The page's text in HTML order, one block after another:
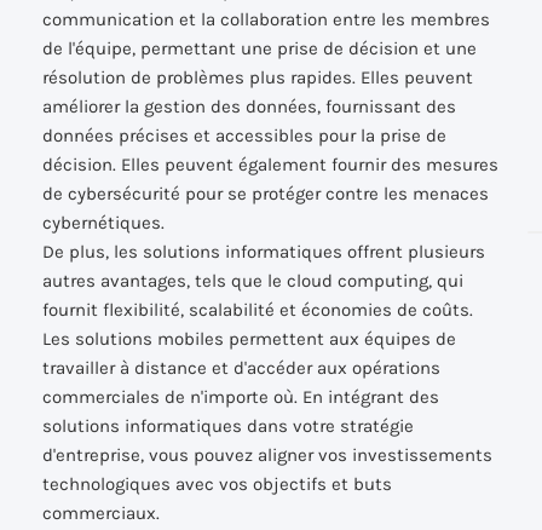
communication et la collaboration entre les membres
de l'équipe, permettant une prise de décision et une
résolution de problèmes plus rapides. Elles peuvent
améliorer la gestion des données, fournissant des
données précises et accessibles pour la prise de
décision. Elles peuvent également fournir des mesures
de cybersécurité pour se protéger contre les menaces
cybernétiques.
De plus, les solutions informatiques offrent plusieurs
autres avantages, tels que le cloud computing, qui
fournit flexibilité, scalabilité et économies de coûts.
Les solutions mobiles permettent aux équipes de
travailler à distance et d'accéder aux opérations
commerciales de n'importe où. En intégrant des
solutions informatiques dans votre stratégie
d'entreprise, vous pouvez aligner vos investissements
technologiques avec vos objectifs et buts
commerciaux.